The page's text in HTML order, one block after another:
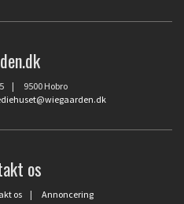
| 9500 Hobro
os
os | Annoncering